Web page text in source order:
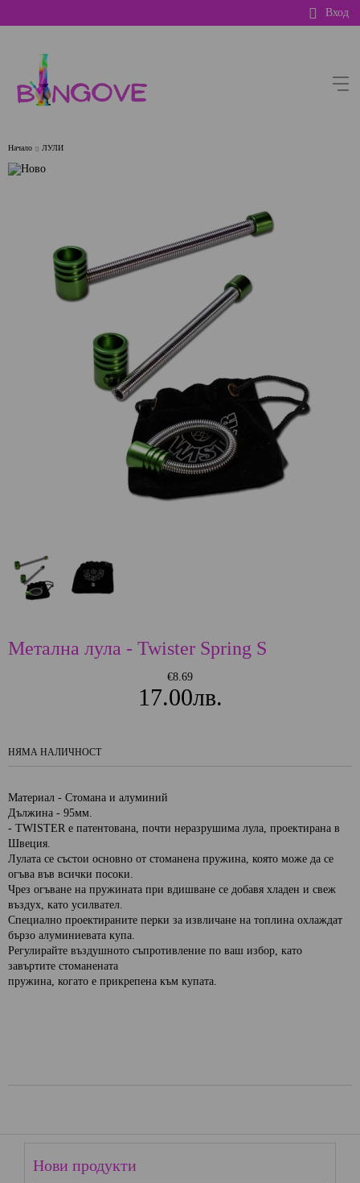
Вход
Начало ЛУЛИ
Метална лула - Twister Spring S
€8.69
17.00лв.
НЯМА НАЛИЧНОСТ
Материал - Стомана и алуминий
Дължина - 95мм.
- TWISTER е патентована, почти неразрушима лула, проектирана в
Швеция.
Лулата се състои основно от стоманена пружина, която може да се
огъва във всички посоки.
Чрез огъване на пружината при вдишване се добавя хладен и свеж
въздух, като усилвател.
Специално проектираните перки за извличане на топлина охлаждат
бързо алуминиевата купа.
Регулирайте въздушното съпротивление по ваш избор, като
завъртите стоманената
пружина, когато е прикрепена към купата.
Нови продукти